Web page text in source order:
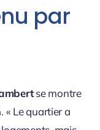
par
se montre
« Le quartier a